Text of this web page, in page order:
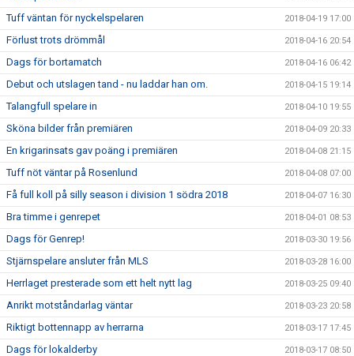
Tuff väntan för nyckelspelaren 2018-04-19 17:00
Förlust trots drömmål 2018-04-16 20:54
Dags för bortamatch 2018-04-16 06:42
Debut och utslagen tand - nu laddar han om. 2018-04-15 19:14
Talangfull spelare in 2018-04-10 19:55
Sköna bilder från premiären 2018-04-09 20:33
En krigarinsats gav poäng i premiären 2018-04-08 21:15
Tuff nöt väntar på Rosenlund 2018-04-08 07:00
Få full koll på silly season i division 1 södra 2018 2018-04-07 16:30
Bra timme i genrepet 2018-04-01 08:53
Dags för Genrep! 2018-03-30 19:56
Stjärnspelare ansluter från MLS 2018-03-28 16:00
Herrlaget presterade som ett helt nytt lag 2018-03-25 09:40
Anrikt motståndarlag väntar 2018-03-23 20:58
Riktigt bottennapp av herrarna 2018-03-17 17:45
Dags för lokalderby 2018-03-17 08:50